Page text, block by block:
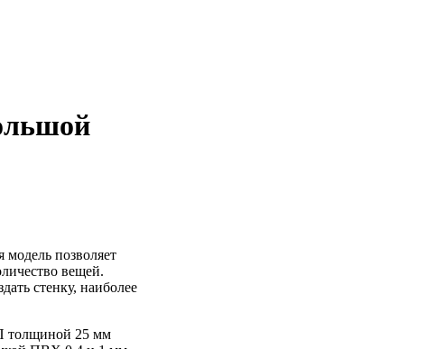
позволяет
вещей.
стенку, наиболее
толщиной 25 мм